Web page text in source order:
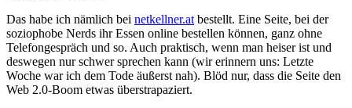
Das habe ich nämlich bei netkellner.at bestellt. Eine Seite, bei der
soziophobe Nerds ihr Essen online bestellen können, ganz ohne
Telefongespräch und so. Auch praktisch, wenn man heiser ist und
deswegen nur schwer sprechen kann (wir erinnern uns: Letzte
Woche war ich dem Tode äußerst nah). Blöd nur, dass die Seite den
Web 2.0-Boom etwas überstrapaziert.